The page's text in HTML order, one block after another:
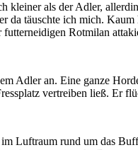
kleiner als der Adler,
da täuschte ich mich.
Rotmilan
Adler an. Eine ganze
vertreiben ließ. Er
Luftraum rund um das